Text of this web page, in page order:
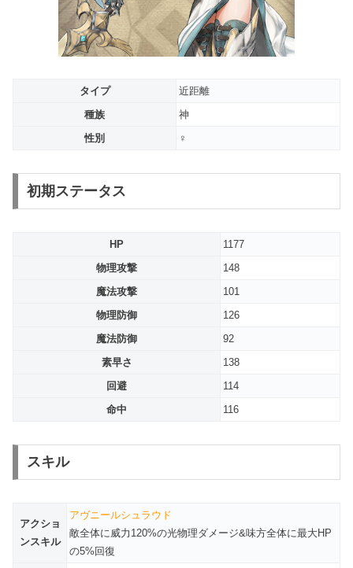
タイプ
近距離
種族
神
性別
♀
初期ステータス
HP
1177
物理攻撃
148
魔法攻撃
101
物理防御
126
魔法防御
92
素早さ
138
回避
114
命中
116
スキル
アクショ
ンスキル
アヴニールシュラウド
敵全体に威力120%の光物理ダメージ&味方全体に最大HP
の5%回復